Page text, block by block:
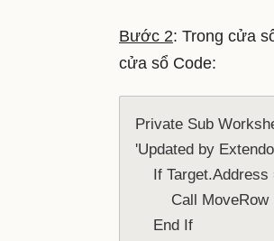
Bước 2: Trong cửa
cửa sổ Code:
Private Sub
'Updated by
If Target.Address
Call MoveRow
End If